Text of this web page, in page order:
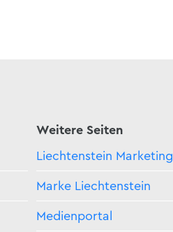
Weitere Seiten
Liechtenstein Marketing
Marke Liechtenstein
Medienportal